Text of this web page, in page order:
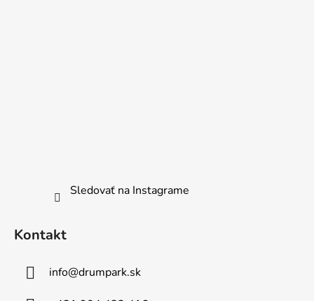
Sledovať na Instagrame
Kontakt
info@drumpark.sk